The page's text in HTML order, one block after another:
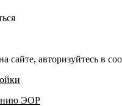
сайте, авторизуйтесь в
ЭОР